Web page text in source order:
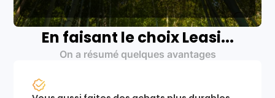
En faisant le choix Leasi...
On a résumé quelques avantages